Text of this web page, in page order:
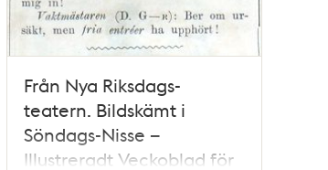
Från Nya Riksdags-
teatern. Bildskämt i
Söndags-Nisse –
Illustreradt Veckoblad för